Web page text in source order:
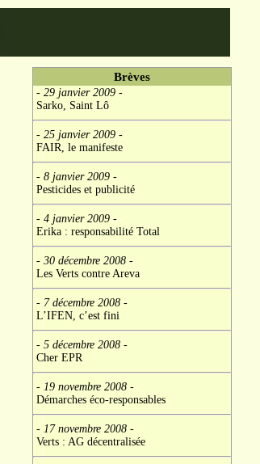
Brèves
- 29 janvier 2009-
Sarko, Saint Lô
- 25 janvier 2009-
FAIR, le manifeste
- 8 janvier 2009-
Pesticides et publicité
- 4 janvier 2009-
Erika : responsabilité Total
- 30 décembre 2008-
Les Verts contre Areva
- 7 décembre 2008-
L’IFEN, c’est fini
- 5 décembre 2008-
Cher EPR
- 19 novembre 2008-
Démarches éco-responsables
- 17 novembre 2008-
Verts : AG décentralisée